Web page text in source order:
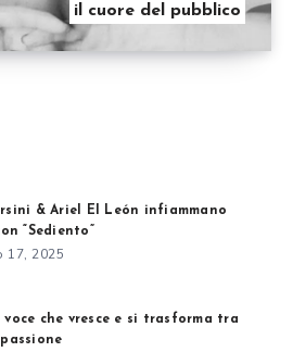
il cuore del pubblico
& Ariel El León infiammano
“Sediento”
17, 2025
voce che vresce e si trasforma tra